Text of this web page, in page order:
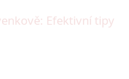
Efektivní tipy